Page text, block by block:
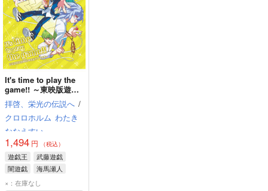
It's time to play the
game!! ～東映版遊戯
王20周年記念アンソロ
ジー～
拝啓、栄光の伝説へ /
クロロホルム わたき
ななえすい
1,494 円 （税込）
遊戯王
武藤遊戯
闇遊戯
海馬瀬人
×：在庫なし